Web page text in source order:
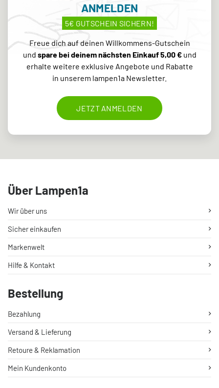
ANMELDEN
5€ GUTSCHEIN SICHERN!
Freue dich auf deinen Willkommens-Gutschein
und spare bei deinem nächsten Einkauf 5,00 €und
erhalte weitere exklusive Angebote und Rabatte
in unserem lampen1a Newsletter.
JETZT ANMELDEN
Über Lampen1a
Wir über uns
Sicher einkaufen
Markenwelt
Hilfe & Kontakt
Bestellung
Bezahlung
Versand & Lieferung
Retoure & Reklamation
Mein Kundenkonto